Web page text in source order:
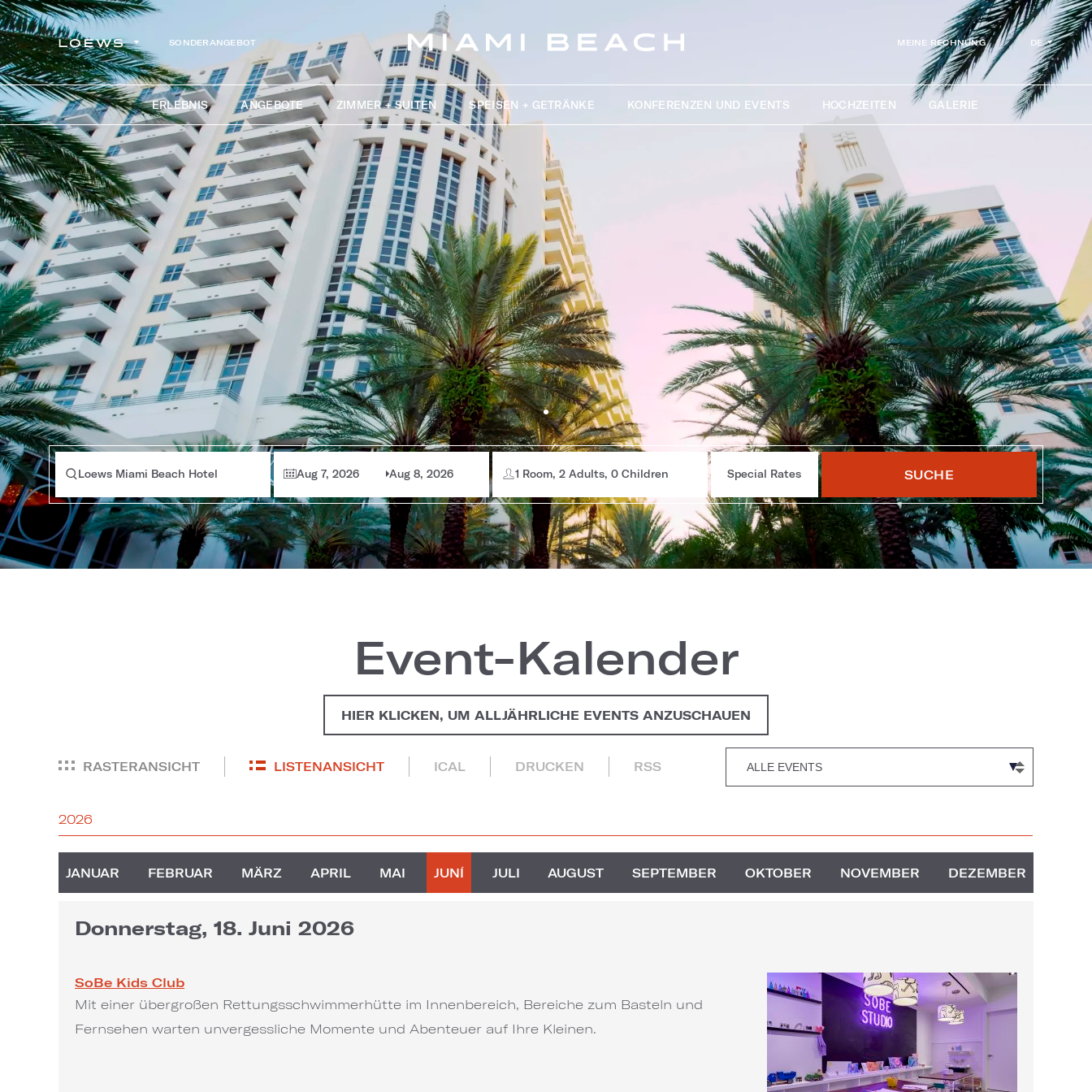
SONDERANGEBOT MEINE RECHNUNG DE
ERLEBNIS ANGEBOTE ZIMMER + SUITEN SPEISEN + GETRÄNKE KONFERENZEN UND EVENTS HOCHZEITEN GALERIE
Loews Miami Beach Hotel Aug 7, 2026 Aug 8, 2026 1 Room, 2 Adults, 0 Children Special Rates SUCHE
Event-Kalender
HIER KLICKEN, UM ALLJÄHRLICHE EVENTS ANZUSCHAUEN
RASTERANSICHT LISTENANSICHT ICAL DRUCKEN RSS
2026
2026
JANUAR FEBRUAR MÄRZ APRIL MAI JUNÍ JULI AUGUST SEPTEMBER OKTOBER NOVEMBER DEZEMBER
Donnerstag, 18. Juni 2026
SoBe Kids Club
Mit einer übergroßen Rettungsschwimmerhütte im Innenbereich, Bereiche zum Basteln und
Fernsehen warten unvergessliche Momente und Abenteuer auf Ihre Kleinen.